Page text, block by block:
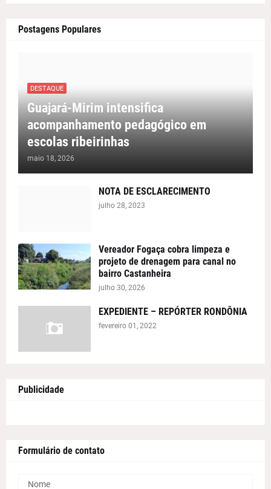
Postagens Populares
DESTAQUE
Guajará-Mirim intensifica
acompanhamento pedagógico em
escolas ribeirinhas
maio 18, 2026
NOTA DE ESCLARECIMENTO
julho 28, 2023
Vereador Fogaça cobra limpeza e
projeto de drenagem para canal no
bairro Castanheira
julho 30, 2026
EXPEDIENTE – REPÓRTER RONDÔNIA
fevereiro 01, 2022
Publicidade
Formulário de contato